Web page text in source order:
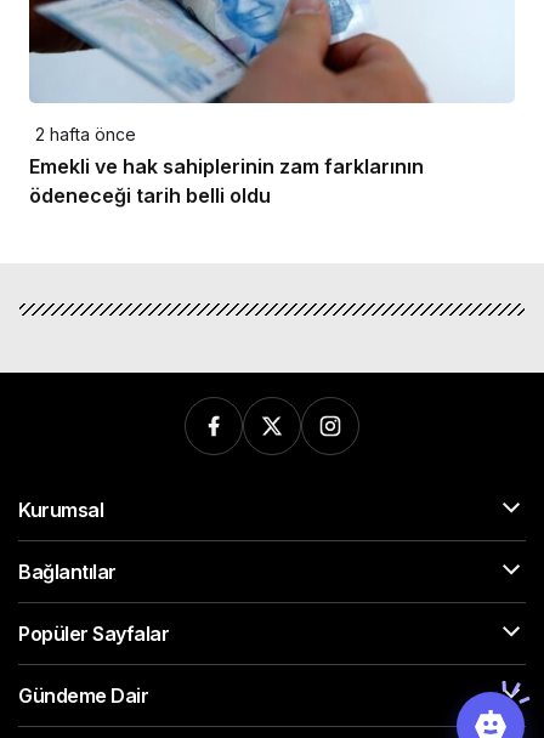
2 hafta önce
Emekli ve hak sahiplerinin zam farklarının
ödeneceği tarih belli oldu
Kurumsal
Bağlantılar
Popüler Sayfalar
Gündeme Dair